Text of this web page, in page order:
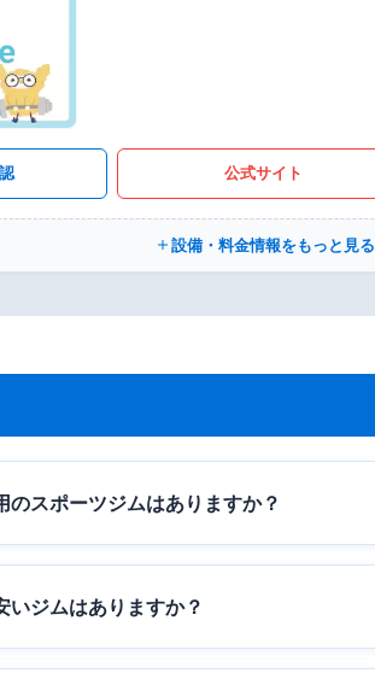
公式サイト
設備・料金情報をもっと見る
のスポーツジムはありますか？
いジムはありますか？